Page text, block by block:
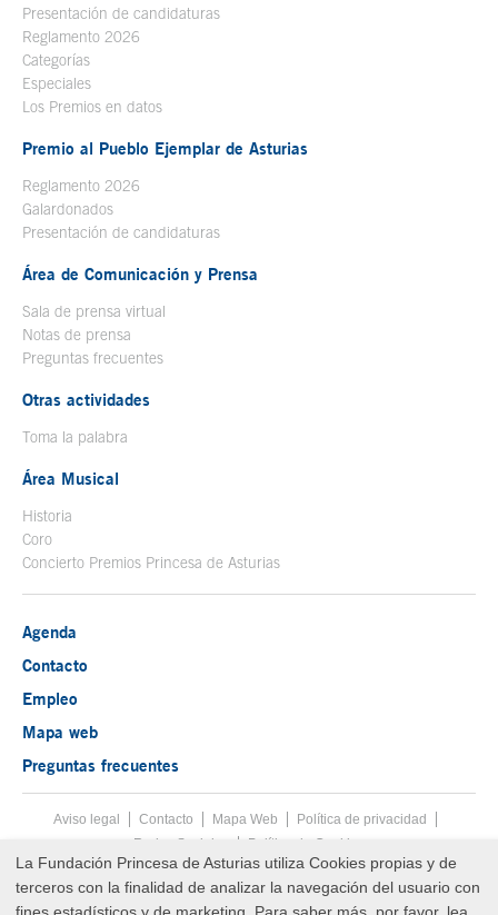
Presentación de candidaturas
Reglamento 2026
Categorías
Especiales
Los Premios en datos
Premio al Pueblo Ejemplar de Asturias
Reglamento 2026
Galardonados
Presentación de candidaturas
Área de Comunicación y Prensa
Sala de prensa virtual
Notas de prensa
Preguntas frecuentes
Otras actividades
Toma la palabra
Área Musical
Historia
Coro
Concierto Premios Princesa de Asturias
Agenda
Contacto
Empleo
Mapa web
Preguntas frecuentes
Menú pie
Aviso legal Tecla de acceso 8
Contacto Mapa Web
Política de privacidad
Redes Sociales
Política de Cookies
Fin menú pie
© Copyright Fri Aug 07 20:45:32 UTC 2026 Fundación Princesa de
Asturias
La Fundación Princesa de Asturias utiliza Cookies propias y de
terceros con la finalidad de analizar la navegación del usuario con